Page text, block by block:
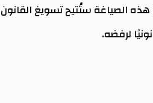
الصياغة ستُتيح تسويغ
لرفضه.